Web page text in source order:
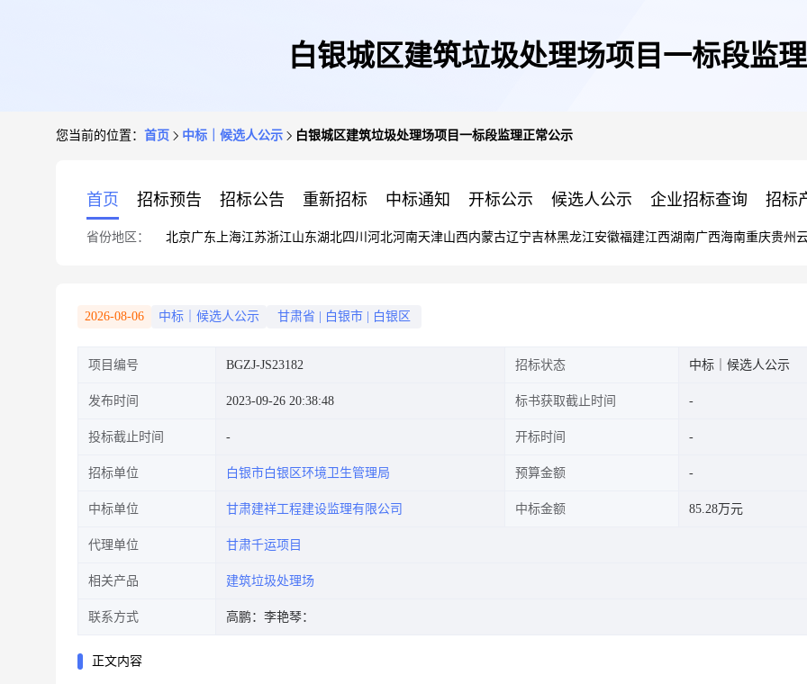
白银城区建筑垃圾处理场项目一标段监
您当前的位置： 首页 中标｜候选人公示 白银城区建筑垃圾处理场项目一标段监理正常公示
首页 招标预告 招标公告 重新招标 中标通知 开标公示 候选人公示 企业招标查询 招标
省份地区： 北京广东 上海江苏浙江山东湖北四川 河北河南天津山西内蒙古辽宁吉林黑龙江安徽福建江西湖南广西海南重庆贵州
2026-08-06 中标｜候选人公示 甘肃省 白银市 白银区
项目编号 BGZJ-JS23182 招标状态 中标｜候选人公示
发布时间 2023-09-26 20:38:48 标书获取截止时间
投标截止时间 开标时间
招标单位 白银市白银区环境卫生管理局 预算金额
中标单位 甘肃建祥工程建设监理有限公司 中标金额 85.28万元
代理单位 甘肃千运项目
相关产品 建筑垃圾处理场
联系方式 高鹏： 李艳琴：
正文内容